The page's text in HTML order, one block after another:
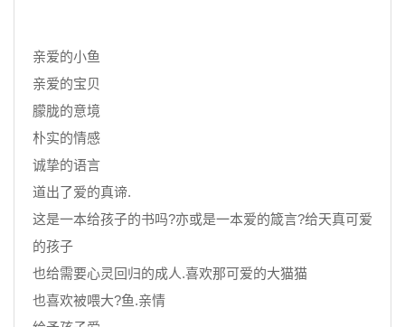
亲爱的小鱼
亲爱的宝贝
朦胧的意境
朴实的情感
诚挚的语言
道出了爱的真谛.
这是一本给孩子的书吗?亦或是一本爱的箴言?给天真可爱
的孩子
也给需要心灵回归的成人.喜欢那可爱的大猫猫
也喜欢被喂大?鱼.亲情